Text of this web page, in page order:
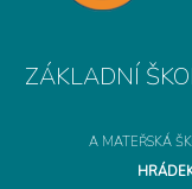
A MATEŘSKÁ